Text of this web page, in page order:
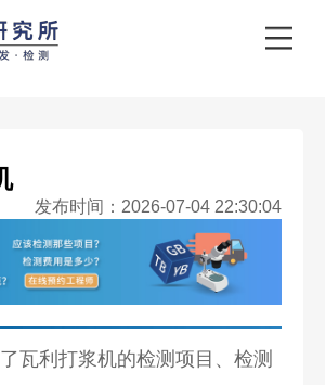
发布时间：2026-07-04 22:30:04
瓦利打浆机的检测项目、检测